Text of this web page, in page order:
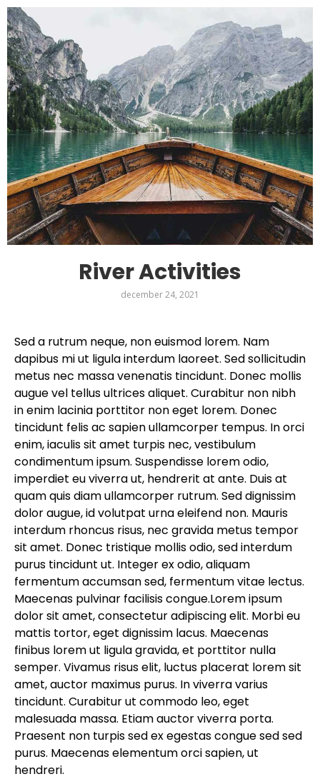
River Activities
december 24, 2021
Sed a rutrum neque, non euismod lorem. Nam
dapibus mi ut ligula interdum laoreet. Sed sollicitudin
metus nec massa venenatis tincidunt. Donec mollis
augue vel tellus ultrices aliquet. Curabitur non nibh
in enim lacinia porttitor non eget lorem. Donec
tincidunt felis ac sapien ullamcorper tempus. In orci
enim, iaculis sit amet turpis nec, vestibulum
condimentum ipsum. Suspendisse lorem odio,
imperdiet eu viverra ut, hendrerit at ante. Duis at
quam quis diam ullamcorper rutrum. Sed dignissim
dolor augue, id volutpat urna eleifend non. Mauris
interdum rhoncus risus, nec gravida metus tempor
sit amet. Donec tristique mollis odio, sed interdum
purus tincidunt ut. Integer ex odio, aliquam
fermentum accumsan sed, fermentum vitae lectus.
Maecenas pulvinar facilisis congue.Lorem ipsum
dolor sit amet, consectetur adipiscing elit. Morbi eu
mattis tortor, eget dignissim lacus. Maecenas
finibus lorem ut ligula gravida, et porttitor nulla
semper. Vivamus risus elit, luctus placerat lorem sit
amet, auctor maximus purus. In viverra varius
tincidunt. Curabitur ut commodo leo, eget
malesuada massa. Etiam auctor viverra porta.
Praesent non turpis sed ex egestas congue sed sed
purus. Maecenas elementum orci sapien, ut
hendreri.